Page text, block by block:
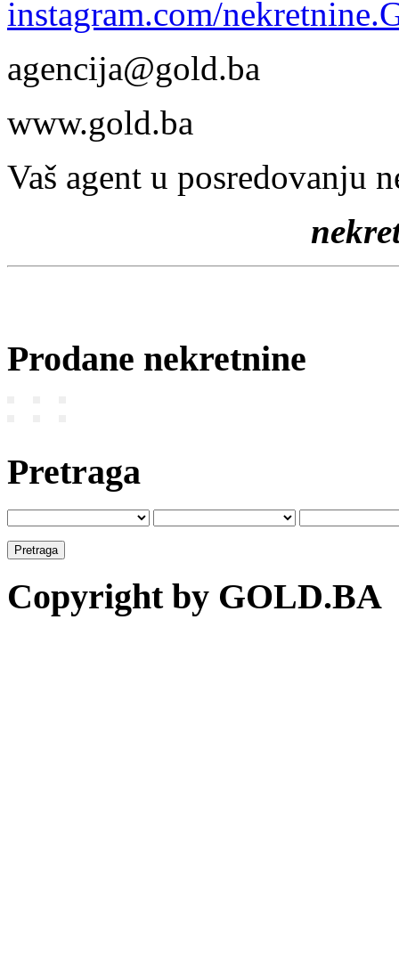
instagram.com/
agencija@gold.ba
www.gold.ba
Vaš agent u posredovanju
Prodane nekretnine
Pretraga
Copyright by GOLD.BA